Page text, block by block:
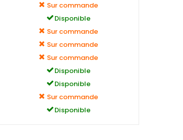
Sur commande
Disponible
Sur commande
Sur commande
Sur commande
Disponible
Disponible
Sur commande
Disponible